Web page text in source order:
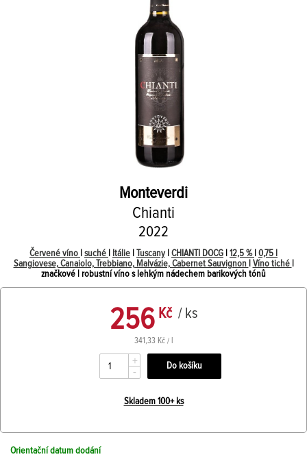
Monteverdi
Chianti
2022
Červené víno suché Itálie Tuscany| CHIANTI DOCG 12,5 % 0,75 l
Sangiovese, Canaiolo, Trebbiano, Malvázie, Cabernet Sauvignon
Víno tiché
značkové | robustní víno s lehkým nádechem barikových tónů
256 Kč / ks
341,33 Kč / l
+
-
Skladem 100+ ks
Orientační datum dodání